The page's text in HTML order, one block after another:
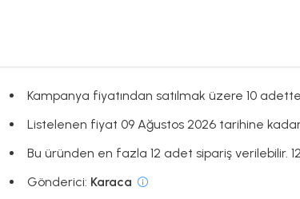
Kampanya fiyatından satılmak üzere 10
Listelenen fiyat 09 Ağustos 2026 tarihine
Bu üründen en fazla 12 adet sipariş verilebilir.
Gönderici: Karaca